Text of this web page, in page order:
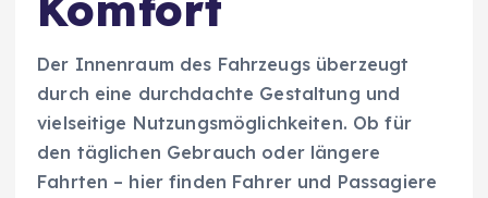
Der Innenraum des Fahrzeugs überzeugt
durch eine durchdachte Gestaltung und
vielseitige Nutzungsmöglichkeiten. Ob für
den täglichen Gebrauch oder längere
Fahrten – hier finden Fahrer und Passagiere